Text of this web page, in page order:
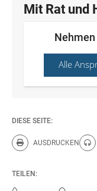
Mit Rat und
Alle
DIESE SEITE:
AUSDRUCKEN
Diese Seite
TEILEN: